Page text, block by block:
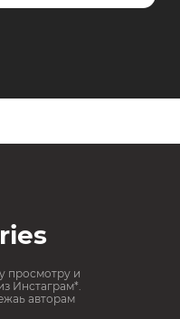
просмотру и
Инстаграм*.
авторам